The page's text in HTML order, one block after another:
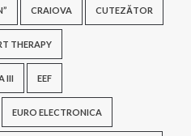
CRAIOVA CUTEZĂTOR
THERAPY
III EEF
EURO ELECTRONICA